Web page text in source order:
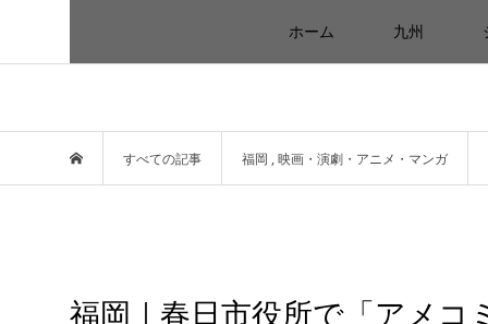
ホーム 九州
すべての記事 福岡 ,映画・演劇・アニメ・マンガ
福岡｜春日市役所で「アメ